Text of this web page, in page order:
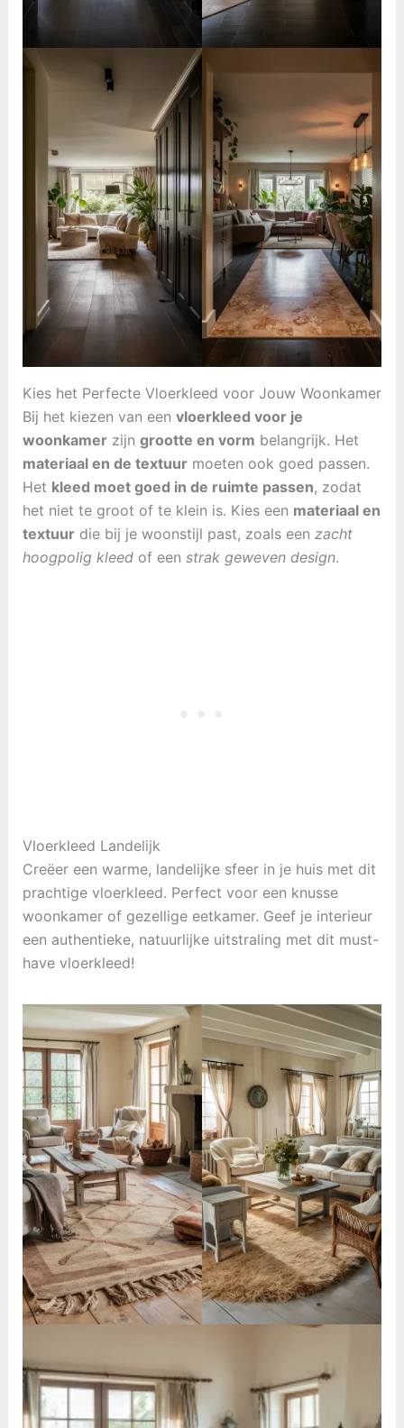
Kies het Perfecte Vloerkleed voor Jouw Woonkamer
Bij het kiezen van een vloerkleed voor je
woonkamerzijn grootte en vorm belangrijk. Het
materiaal en de textuurmoeten ook goed passen.
Het kleed moet goed in de ruimte passen, zodat
het niet te groot of te klein is. Kies een materiaal en
textuurdie bij je woonstijl past, zoals een zacht
hoogpolig kleedof een strak geweven design.
Vloerkleed Landelijk
Creëer een warme, landelijke sfeer in je huis met dit
prachtige vloerkleed. Perfect voor een knusse
woonkamer of gezellige eetkamer. Geef je interieur
een authentieke, natuurlijke uitstraling met dit must-
have vloerkleed!